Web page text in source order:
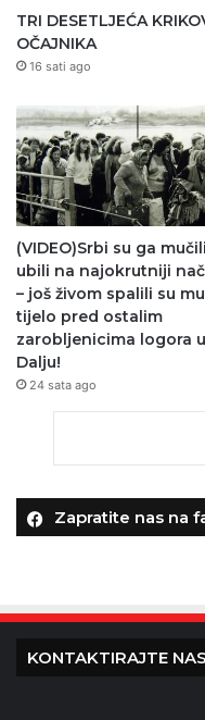
TRI DESETLJEĆA
OČAJNIKA
16 sati ago
(VIDEO)Srbi su ga
ubili na najokrutniji
– još živom spalili su mu
tijelo pred ostalim
zarobljenicima logora u
Dalju!
24 sata ago
Zapratite nas na
KONTAKTIRAJTE NAS